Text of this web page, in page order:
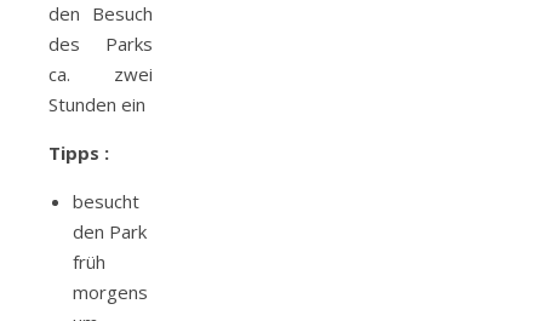
den Besuch
des Parks
ca. zwei
Stunden ein
Tipps :
besucht
den Park
früh
morgens